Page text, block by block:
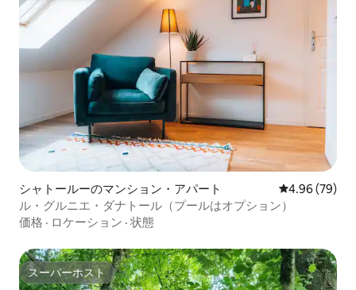
シャトールーのマンション・アパート レビュー79
4.96 (79)
ル・グルニエ・ダナトール（プールはオプション）
価格 · ロケーション · 状態
スーパーホスト
スーパーホスト